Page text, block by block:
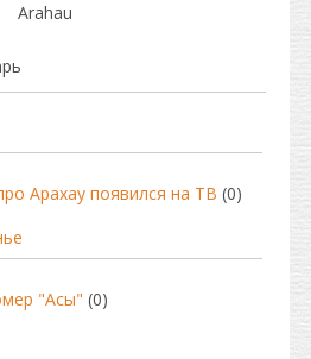
Arahau
Арахау появился на ТВ (0)
"Асы" (0)